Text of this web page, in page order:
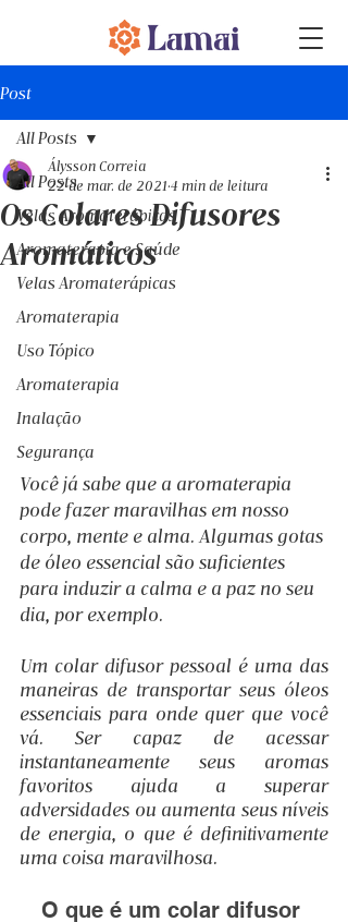
Post
All Posts
Velas Aromaterápicas
Aromaterapia e Saúde
Velas Aromaterápicas
Aromaterapia
Uso Tópico
Aromaterapia
Inalação
Segurança
All Posts
Os Colares Difusores
Aromáticos
Álysson Correia
22 de mar. de 2021 4 min de leitura
Você já sabe que a aromaterapia
pode fazer maravilhas em nosso
corpo, mente e alma. Algumas gotas
de óleo essencial são suficientes
para induzir a calma e a paz no seu
dia, por exemplo.
Um colar difusor pessoal é uma das
maneiras de transportar seus óleos
essenciais para onde quer que você
vá. Ser capaz de acessar
instantaneamente seus aromas
favoritos ajuda a superar
adversidades ou aumenta seus níveis
de energia, o que é definitivamente
uma coisa maravilhosa.
O que é um colar difusor